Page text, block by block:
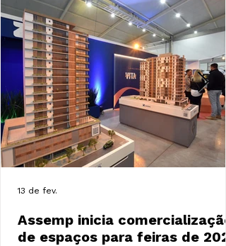
Assemp inicia comercialização
de espaços para feiras de
13 de fev.